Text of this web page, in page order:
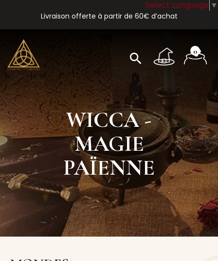
Livraison offerte à partir de 60€ d’achat
search 0
WICCA -
MAGIE
PAÏENNE
Select Language ▼